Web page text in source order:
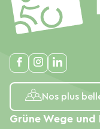
Nos plus
Grüne Wege und